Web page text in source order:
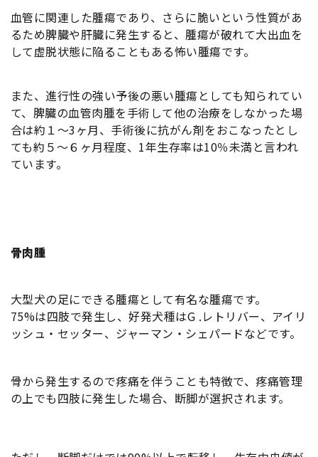
血管に関連した腫瘍であり、さらに脆いという性質があ
るため脾臓や肝臓に発生すると、腫瘍が破れて大出血を
して虚脱状態に陥ることもある怖い腫瘍です。
また、進行性の強い予後の悪い腫瘍としても知られてい
て、脾臓の血管肉腫を手術して他の治療をしなかった場
合は約１〜3ヶ月、手術後に抗がん剤をおこなったとし
ても約５〜６ヶ月程度、1年生存率は10％未満と言われ
ています。
骨肉腫
大型犬の足にできる腫瘍として有名な腫瘍です。
75%は四肢で発生し、好発犬種はG .レトリバー、アイリ
ッシュ・セッター、ジャーマン・シェパードなどです。
骨から発生するので疼痛を伴うことも特徴で、疼痛管理
の上でも四肢に発生した場合、断脚が選択されます。